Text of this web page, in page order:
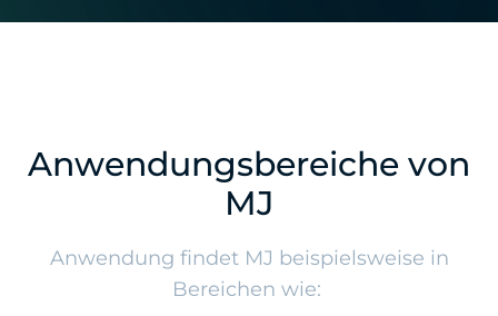
Anwendungsbereiche von
MJ
Anwendung findet MJ beispielsweise in
Bereichen wie: